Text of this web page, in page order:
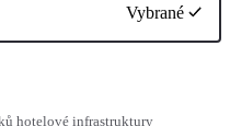
Vybrané
hotelové infrastruktury